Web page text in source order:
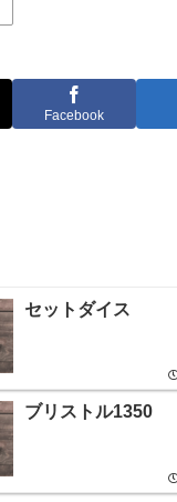
Facebook
セットダイス
ブリストル1350